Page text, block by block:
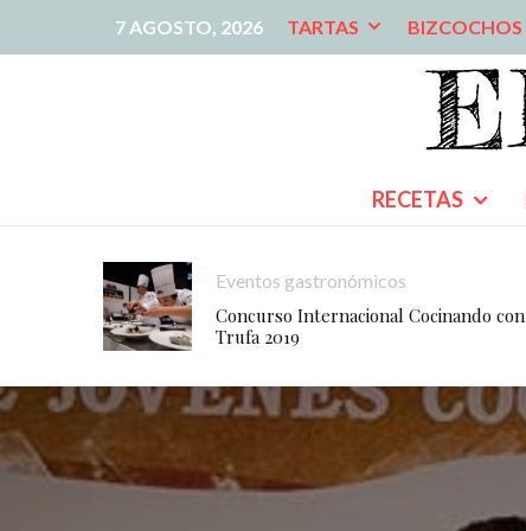
7 AGOSTO, 2026 TARTAS BIZCOCHOS
RECETAS
Eventos gastronómicos
Concurso Internacional Cocinando con
Trufa 2019